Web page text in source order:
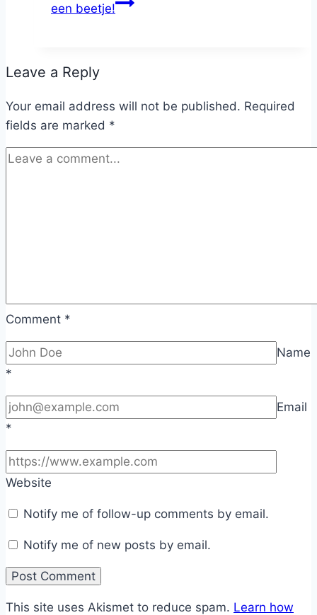
een beetje!
Leave a Reply
Your email address will not be published. Required
fields are marked *
Comment *
Name
*
Email
*
Website
Notify me of follow-up comments by email.
Notify me of new posts by email.
This site uses Akismet to reduce spam. Learn how